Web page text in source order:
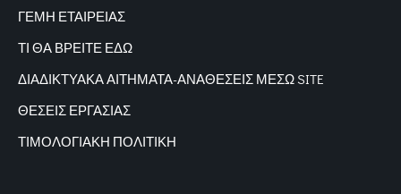
ΓΕΜΗ ΕΤΑΙΡΕΙΑΣ
ΤΙ ΘΑ ΒΡΕΙΤΕ ΕΔΩ
ΔΙΑΔΙΚΤΥΑΚΑΑΙΤΗΜΑΤΑ-ΑΝΑΘΕΣΕΙΣ ΜΕΣΩ SITE
ΘΕΣΕΙΣ ΕΡΓΑΣΙΑΣ
ΤΙΜΟΛΟΓΙΑΚΗ ΠΟΛΙΤΙΚΗ